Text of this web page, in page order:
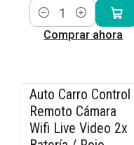
Cantidad
Comprar ahora
-36% OFF
Auto Carro Control
Remoto Cámara
Wifi Live Video 2x